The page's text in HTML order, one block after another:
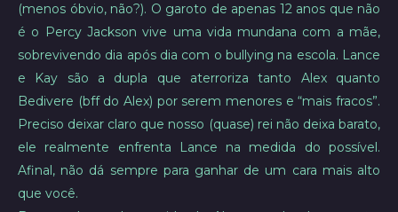
(menos óbvio, não?). O garoto de apenas 12 anos que não
é o Percy Jackson vive uma vida mundana com a mãe,
sobrevivendo dia após dia com o bullying na escola. Lance
e Kay são a dupla que aterroriza tanto Alex quanto
Bedivere (bff do Alex) por serem menores e “mais fracos”.
Preciso deixar claro que nosso (quase) rei não deixa barato,
ele realmente enfrenta Lance na medida do possível.
Afinal, não dá sempre para ganhar de um cara mais alto
que você.